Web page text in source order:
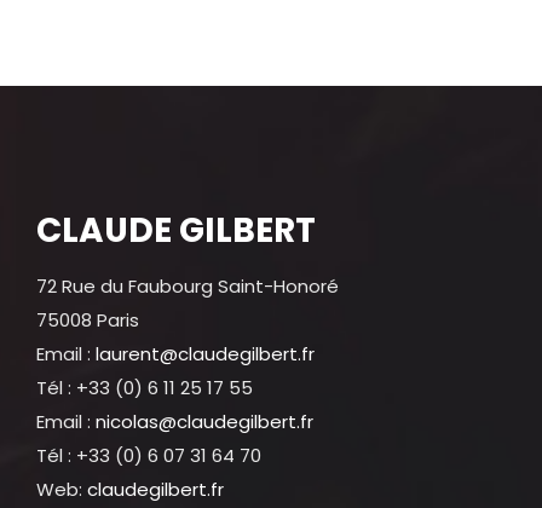
CLAUDE GILBERT
72 Rue du Faubourg Saint-Honoré
75008 Paris
Email : laurent@claudegilbert.fr
Tél : +33 (0) 6 11 25 17 55
Email : nicolas@claudegilbert.fr
Tél : +33 (0) 6 07 31 64 70
Web: claudegilbert.fr